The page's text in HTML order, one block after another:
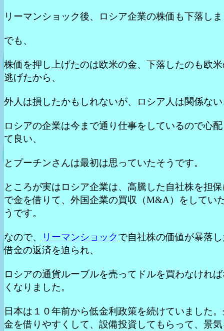
リーマンショック後、ロシア企業の株価も下落し
でも、
株価を押し上げたのは欧米の金、下落したのも欧
逃げたから、
外人は損したかもしれないが、ロシア人は関係な
ロシアの企業は今まで通り仕事をしているので心
て良い、
とプーチンさんは最初は思っていたそうです。
ところが実はロシア企業は、高騰した自社株を担
で金を借りて、外国企業の買収（M&A）をしてい
うです。
なので、 リーマンショックで自社株の価値が暴落
借金の返済を迫られ、
ロシアの通貨ルーブルを売ってドルを買わなけれ
くなりました。
日本は１０年前から低金利政策を続けていました
金を借りやすくして、設備投資してもらって、景